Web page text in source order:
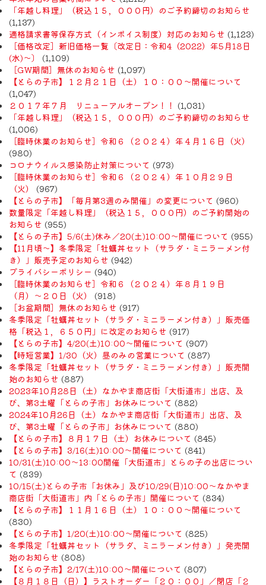
「年越し料理」（税込１５，０００円）のご予約締切のお知らせ
(1,137)
適格請求書等保存方式（インボイス制度）対応のお知らせ (1,123)
［価格改定］新旧価格一覧〔改定日：令和4（2022）年5月18日
(水)〜〕
(1,109)
［GW期間］無休のお知らせ (1,097)
【とらの子市】１２月２１日（土）１０：００～開催について
(1,047)
２０１７年７月 リニューアルオープン！！ (1,031)
「年越し料理」（税込１５，０００円）のご予約締切のお知らせ
(1,006)
［臨時休業のお知らせ］令和６（２０２４）年４月１６日（火）
(980)
コロナウイルス感染防止対策について (973)
［臨時休業のお知らせ］令和６（２０２４）年１０月２９日
（火）
(967)
【とらの子市】「毎月第3週のみ開催」の変更について (960)
数量限定「年越し料理」（税込１５，０００円）のご予約開始の
お知らせ (955)
【とらの子市】5/6(土)休み／20(土)10:00～開催について (955)
【11月頃〜】冬季限定「牡蠣丼セット（サラダ・ミニラーメン付
き）」販売予定のお知らせ (942)
プライバシーポリシー (940)
［臨時休業のお知らせ］令和６（２０２４）年８月１９日
（月）〜２０日（火）
(918)
［お盆期間］無休のお知らせ (917)
冬季限定「牡蠣丼セット（サラダ・ミニラーメン付き）」販売価
格「税込１，６５０円」に改定のお知らせ (917)
【とらの子市】4/20(土)10:00～開催について (907)
【時短営業】1/30（火）昼のみの営業について (887)
冬季限定「牡蠣丼セット（サラダ・ミニラーメン付き）」販売開
始のお知らせ (887)
2023年10月28日（土）なかやま商店街「大街道市」出店、及
び、第3土曜「とらの子市」お休みについて (882)
2024年10月26日（土）なかやま商店街「大街道市」出店、及
び、第3土曜「とらの子市」お休みについて (880)
【とらの子市】８月１７日（土）お休みについて (845)
【とらの子市】3/16(土)10:00～開催について (841)
10/31(土)10:00～13:00開催「大街道市」とらの子の出店につい
て (839)
10/15(土)とらの子市「お休み」及び10/29(日)10:00～なかやま
商店街「大街道市」内「とらの子市」開催について (834)
【とらの子市】１１月１６日（土）１０：００～開催について
(830)
【とらの子市】1/20(土)10:00～開催について (825)
冬季限定「牡蠣丼セット（サラダ、ミニラーメン付き）」発売開
始のお知らせ (808)
【とらの子市】2/17(土)10:00～開催について (807)
【８月１８日（日）】ラストオーダー「２０：００」／閉店「２